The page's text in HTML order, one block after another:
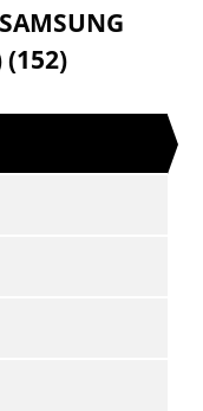
(152)